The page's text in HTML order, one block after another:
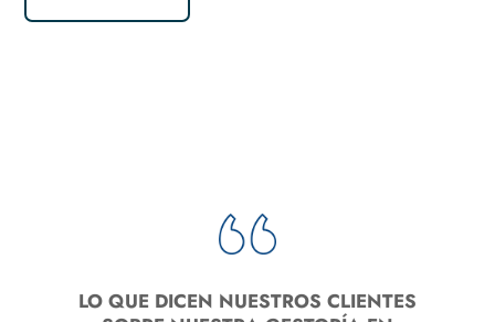
LO QUE DICEN NUESTROS CLIENTES